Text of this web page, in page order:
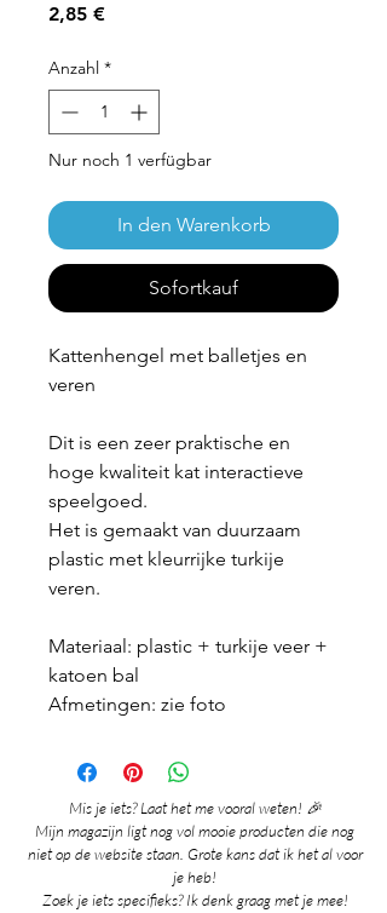
2,85 €Preis
Anzahl *
Nur noch 1 verfügbar
In den Warenkorb
Sofortkauf
Kattenhengel met balletjes en
veren
Dit is een zeer praktische en
hoge kwaliteit kat interactieve
speelgoed.
Het is gemaakt van duurzaam
plastic met kleurrijke turkije
veren.
Materiaal: plastic + turkije veer +
katoen bal
Afmetingen: zie foto
Mis je iets? Laat het me vooral weten! 🎉
Mijn magazijn ligt nog vol mooie producten die nog
niet op de website staan. Grote kans dat ik het al voor
je heb!
Zoek je iets specifieks? Ik denk graag met je mee!